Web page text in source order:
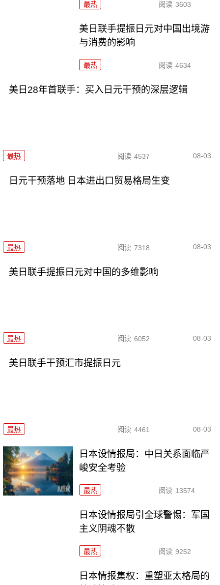
最热 阅读 3603
美日联手提振日元对中国出境游
与消费的影响
最热 阅读 4634
美日28年首联手：买入日元干预的深层逻辑
最热 阅读 4537 08-03
日元干预落地 日本进出口贸易格局生变
最热 阅读 7318 08-03
美日联手提振日元对中国的多维影响
最热 阅读 6052 08-03
美日联手干预汇市提振日元
最热 阅读 4461 08-03
日本设情报局：中日关系面临严
峻安全考验
最热 阅读 13574
日本设情报局引全球警惕：军国
主义阴魂不散
最热 阅读 9252
日本情报集权：重塑亚太格局的